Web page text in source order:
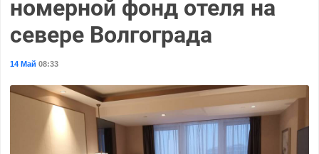
номерной фонд отеля на
севере Волгограда
14 Май 08:33